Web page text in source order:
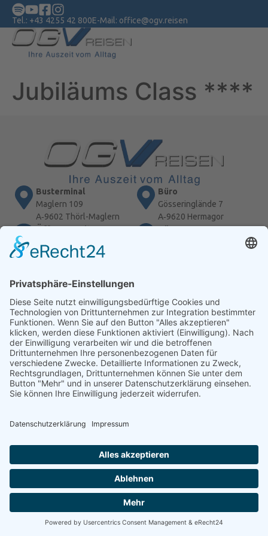
Tel.: +43 4255 42 800E-Mail: office@ogv.reisen
Jubiläums Class ****
Busterminal
Maglern 109
A‑9602 Thörl-Maglern
Büro
Gösseringlände 7
A‑9620 Hermagor
Öffnungszeiten
Di + Do : 14:00 - 18:00
Büro
+43 4255 42 800
OFFICE@OGV.REISEN
MAIL@MOBILBUERO.COM
© OGV-Reisen | Powered by
Creativomedia GmbH
Datenschutzerklärung
Impressum AGB